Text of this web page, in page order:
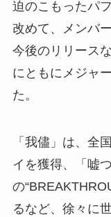
迫のこもったパ
改めて、メンバ
今後のリリース
にともにメジャ
た。
「我儘」は、全
イを獲得、「嘘
の
るなど、徐々に